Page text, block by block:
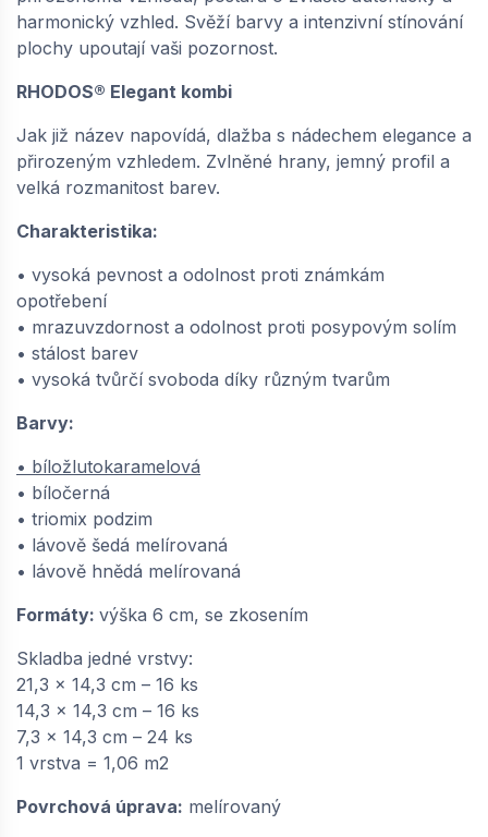
harmonický vzhled. Svěží barvy a intenzivní stínování
plochy upoutají vaši pozornost.
RHODOS® Elegant kombi
Jak již název napovídá, dlažba s nádechem elegance a
přirozeným vzhledem. Zvlněné hrany, jemný profil a
velká rozmanitost barev.
Charakteristika:
• vysoká pevnost a odolnost proti známkám
opotřebení
• mrazuvzdornost a odolnost proti posypovým solím
• stálost barev
• vysoká tvůrčí svoboda díky různým tvarům
Barvy:
• bíložlutokaramelová
• bíločerná
• triomix podzim
• lávově šedá melírovaná
• lávově hnědá melírovaná
Formáty: výška 6 cm, se zkosením
Skladba jedné vrstvy:
21,3 x 14,3 cm – 16 ks
14,3 x 14,3 cm – 16 ks
7,3 x 14,3 cm – 24 ks
1 vrstva = 1,06 m2
Povrchová úprava: melírovaný